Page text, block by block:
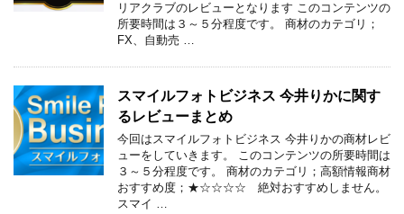
リアクラブのレビューとなります このコンテンツの
所要時間は３～５分程度です。 商材のカテゴリ；
FX、自動売 …
スマイルフォトビジネス 今井りかに関す
るレビューまとめ
今回はスマイルフォトビジネス 今井りかの商材レビ
ューをしていきます。 このコンテンツの所要時間は
３～５分程度です。 商材のカテゴリ；高額情報商材
おすすめ度；★☆☆☆☆ 絶対おすすめしません。
スマイ …